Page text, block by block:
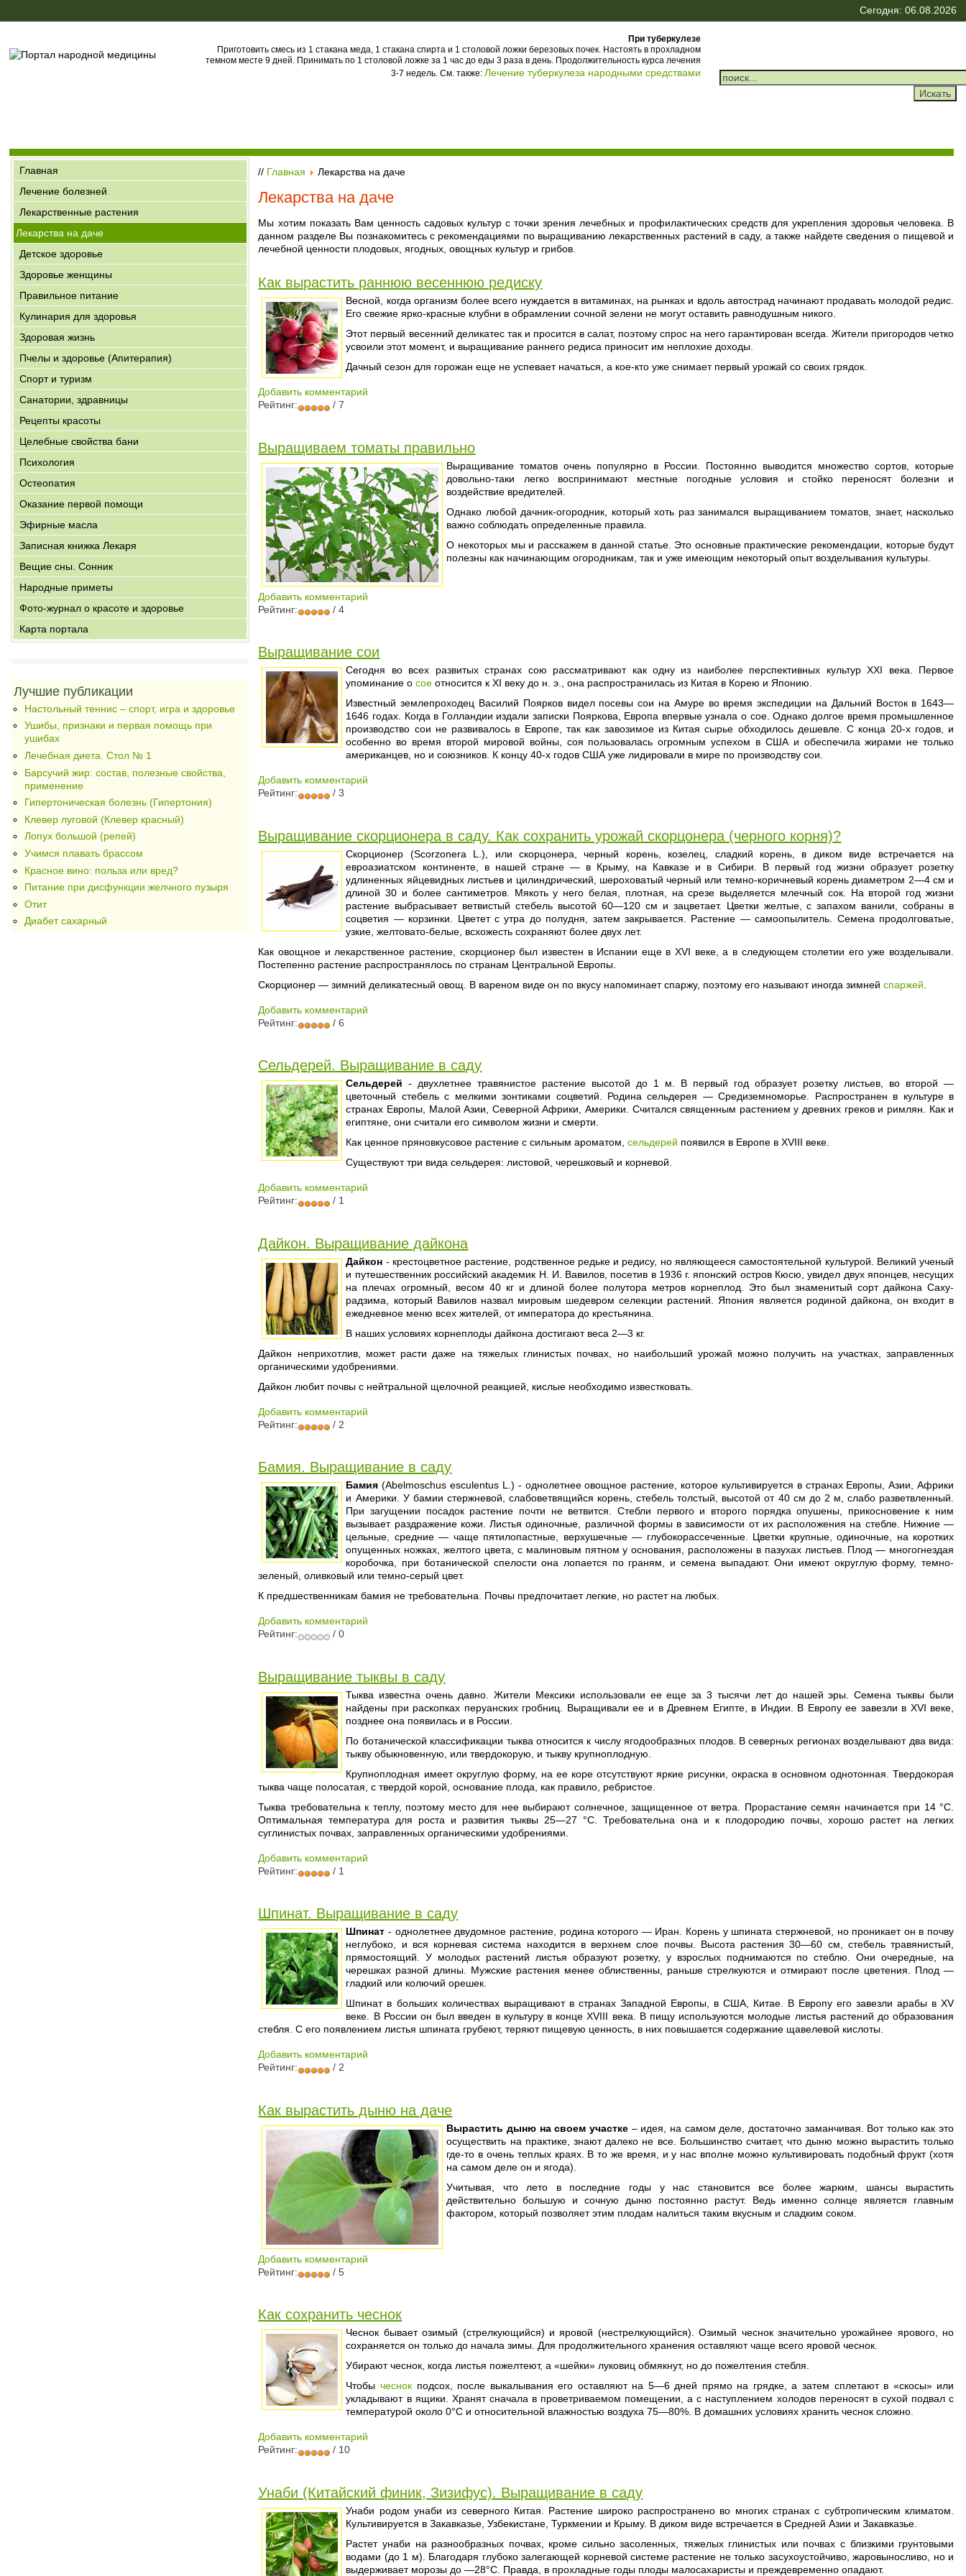
Сегодня: 06.08.2026
При туберкулезе
Приготовить смесь из 1 стакана меда, 1 стакана спирта и 1 столовой ложки березовых почек. Настоять в прохладном
темном месте 9 дней. Принимать по 1 столовой ложке за 1 час до еды 3 раза в день. Продолжительность курса лечения
3-7 недель. См. также: Лечение туберкулеза народными средствами
Главная
Лечение болезней
Лекарственные растения
Лекарства на даче
Детское здоровье
Здоровье женщины
Правильное питание
Кулинария для здоровья
Здоровая жизнь
Пчелы и здоровье (Апитерапия)
Спорт и туризм
Санатории, здравницы
Рецепты красоты
Целебные свойства бани
Психология
Остеопатия
Оказание первой помощи
Эфирные масла
Записная книжка Лекаря
Вещие сны. Сонник
Народные приметы
Фото-журнал о красоте и здоровье
Карта портала
Лучшие публикации
Настольный теннис – спорт, игра и здоровье
Ушибы, признаки и первая помощь при
ушибах
Лечебная диета. Стол № 1
Барсучий жир: состав, полезные свойства,
применение
Гипертоническая болезнь (Гипертония)
Клевер луговой (Клевер красный)
Лопух большой (репей)
Учимся плавать брассом
Красное вино: польза или вред?
Питание при дисфункции желчного пузыря
Отит
Диабет сахарный
// Главная Лекарства на даче
Лекарства на даче
Мы хотим показать Вам ценность садовых культур с точки зрения лечебных и профилактических средств для укрепления здоровья человека. В
данном разделе Вы познакомитесь с рекомендациями по выращиванию лекарственных растений в саду, а также найдете сведения о пищевой и
лечебной ценности плодовых, ягодных, овощных культур и грибов.
Как вырастить раннюю весеннюю редиску
Весной, когда организм более всего нуждается в витаминах, на рынках и вдоль автострад начинают продавать молодой редис.
Его свежие ярко-красные клубни в обрамлении сочной зелени не могут оставить равнодушным никого.
Этот первый весенний деликатес так и просится в салат, поэтому спрос на него гарантирован всегда. Жители пригородов четко
усвоили этот момент, и выращивание раннего редиса приносит им неплохие доходы.
Дачный сезон для горожан еще не успевает начаться, а кое-кто уже снимает первый урожай со своих грядок.
Добавить комментарий
Рейтинг:
/ 7
Выращиваем томаты правильно
Выращивание томатов очень популярно в России. Постоянно выводится множество сортов, которые
довольно-таки легко воспринимают местные погодные условия и стойко переносят болезни и
воздействие вредителей.
Однако любой дачник-огородник, который хоть раз занимался выращиванием томатов, знает, насколько
важно соблюдать определенные правила.
О некоторых мы и расскажем в данной статье. Это основные практические рекомендации, которые будут
полезны как начинающим огородникам, так и уже имеющим некоторый опыт возделывания культуры.
Добавить комментарий
Рейтинг:
/ 4
Выращивание сои
Сегодня во всех развитых странах сою рассматривают как одну из наиболее перспективных культур XXI века. Первое
упоминание осое относится к XI веку до н. э., она распространилась из Китая в Корею и Японию.
Известный землепроходец Василий Поярков видел посевы сои на Амуре во время экспедиции на Дальний Восток в 1643—
1646 годах. Когда в Голландии издали записки Пояркова, Европа впервые узнала о сое. Однако долгое время промышленное
производство сои не развивалось в Европе, так как завозимое из Китая сырье обходилось дешевле. С конца 20-х годов, и
особенно во время второй мировой войны, соя пользовалась огромным успехом в США и обеспечила жирами не только
американцев, но и союзников. К концу 40-х годов США уже лидировали в мире по производству сои.
Добавить комментарий
Рейтинг:
/ 3
Выращивание скорционера в саду. Как сохранить урожай скорцонера (черного корня)?
Скорционер (Scorzonera L.), или cкорцонера, черный корень, козелец, сладкий корень, в диком виде встречается на
евроазиатском континенте, в нашей стране — в Крыму, на Кавказе и в Сибири. В первый год жизни образует розетку
удлиненных яйцевидных листьев и цилиндрический, шероховатый черный или темно-коричневый корень диаметром 2—4 см и
длиной 30 и более сантиметров. Мякоть у него белая, плотная, на срезе выделяется млечный сок. На второй год жизни
растение выбрасывает ветвистый стебель высотой 60—120 см и зацветает. Цветки желтые, с запахом ванили, собраны в
соцветия — корзинки. Цветет с утра до полудня, затем закрывается. Растение — самоопылитель. Семена продолговатые,
узкие, желтовато-белые, всхожесть сохраняют более двух лет.
Как овощное и лекарственное растение, скорционер был известен в Испании еще в XVI веке, а в следующем столетии его уже возделывали.
Постепенно растение распространялось по странам Центральной Европы.
Скорционер — зимний деликатесный овощ. В вареном виде он по вкусу напоминает спаржу, поэтому его называют иногда зимнейспаржей
Добавить комментарий
Рейтинг:
/ 6
Сельдерей. Выращивание в саду
Сельдерей - двухлетнее травянистое растение высотой до 1 м. В первый год образует розетку листьев, во второй —
цветочный стебель с мелкими зонтиками соцветий. Родина сельдерея — Средиземноморье. Распространен в культуре в
странах Европы, Малой Азии, Северной Африки, Америки. Считался священным растением у древних греков и римлян. Как и
египтяне, они считали его символом жизни и смерти.
Как ценное пряновкусовое растение с сильным ароматом,сельдерей появился в Европе в XVIII веке.
Существуют три вида сельдерея: листовой, черешковый и корневой.
Добавить комментарий
Рейтинг:
/ 1
Дайкон. Выращивание дайкона
Дайкон - крестоцветное растение, родственное редьке и редису, но являющееся самостоятельной культурой. Великий ученый
и путешественник российский академик Н. И. Вавилов, посетив в 1936 г. японский остров Кюсю, увидел двух японцев, несущих
на плечах огромный, весом 40 кг и длиной более полутора метров корнеплод. Это был знаменитый сорт дайкона Саху-
радзима, который Вавилов назвал мировым шедевром селекции растений. Япония является родиной дайкона, он входит в
ежедневное меню всех жителей, от императора до крестьянина.
В наших условиях корнеплоды дайкона достигают веса 2—3 кг.
Дайкон неприхотлив, может расти даже на тяжелых глинистых почвах, но наибольший урожай можно получить на участках, заправленных
органическими удобрениями.
Дайкон любит почвы с нейтральной щелочной реакцией, кислые необходимо известковать.
Добавить комментарий
Рейтинг:
/ 2
Бамия. Выращивание в саду
Бамия (Abelmoschus esculentus L.) - однолетнее овощное растение, которое культивируется в странах Европы, Азии, Африки
и Америки. У бамии стержневой, слабоветвящийся корень, стебель толстый, высотой от 40 см до 2 м, слабо разветвленный.
При загущении посадок растение почти не ветвится. Стебли первого и второго порядка опушены, прикосновение к ним
вызывает раздражение кожи. Листья одиночные, различной формы в зависимости от их расположения на стебле. Нижние —
цельные, средние — чаще пятилопастные, верхушечные — глубокорассеченные. Цветки крупные, одиночные, на коротких
опущенных ножках, желтого цвета, с малиновым пятном у основания, расположены в пазухах листьев. Плод — многогнездая
коробочка, при ботанической спелости она лопается по граням, и семена выпадают. Они имеют округлую форму, темно-
зеленый, оливковый или темно-серый цвет.
К предшественникам бамия не требовательна. Почвы предпочитает легкие, но растет на любых.
Добавить комментарий
Рейтинг:
/ 0
Выращивание тыквы в саду
Тыква известна очень давно. Жители Мексики использовали ее еще за 3 тысячи лет до нашей эры. Семена тыквы были
найдены при раскопках перуанских гробниц. Выращивали ее и в Древнем Египте, в Индии. В Европу ее завезли в XVI веке,
позднее она появилась и в России.
По ботанической классификации тыква относится к числу ягодообразных плодов. В северных регионах возделывают два вида:
тыкву обыкновенную, или твердокорую, и тыкву крупноплодную.
Крупноплодная имеет округлую форму, на ее коре отсутствуют яркие рисунки, окраска в основном однотонная. Твердокорая
тыква чаще полосатая, с твердой корой, основание плода, как правило, ребристое.
Тыква требовательна к теплу, поэтому место для нее выбирают солнечное, защищенное от ветра. Прорастание семян начинается при 14 °С.
Оптимальная температура для роста и развития тыквы 25—27 °С. Требовательна она и к плодородию почвы, хорошо растет на легких
суглинистых почвах, заправленных органическими удобрениями.
Добавить комментарий
Рейтинг:
/ 1
Шпинат. Выращивание в саду
Шпинат- однолетнее двудомное растение, родина которого — Иран. Корень у шпината стержневой, но проникает он в почву
неглубоко, и вся корневая система находится в верхнем слое почвы. Высота растения 30—60 см, стебель травянистый,
прямостоящий. У молодых растений листья образуют розетку, у взрослых поднимаются по стеблю. Они очередные, на
черешках разной длины. Мужские растения менее облиственны, раньше стрелкуются и отмирают после цветения. Плод —
гладкий или колючий орешек.
Шпинат в больших количествах выращивают в странах Западной Европы, в США, Китае. В Европу его завезли арабы в XV
веке. В России он был введен в культуру в конце XVIII века. В пищу используются молодые листья растений до образования
стебля. С его появлением листья шпината грубеют, теряют пищевую ценность, в них повышается содержание щавелевой кислоты.
Добавить комментарий
Рейтинг:
/ 2
Как вырастить дыню на даче
Вырастить дыню на своем участке – идея, на самом деле, достаточно заманчивая. Вот только как это
осуществить на практике, знают далеко не все. Большинство считает, что дыню можно вырастить только
где-то в очень теплых краях. В то же время, и у нас вполне можно культивировать подобный фрукт (хотя
на самом деле он и ягода).
Учитывая, что лето в последние годы у нас становится все более жарким, шансы вырастить
действительно большую и сочную дыню постоянно растут. Ведь именно солнце является главным
фактором, который позволяет этим плодам налиться таким вкусным и сладким соком.
Добавить комментарий
Рейтинг:
/ 5
Как сохранить чеснок
Чеснок бывает озимый (стрелкующийся) и яровой (нестрелкующийся). Озимый чеснок значительно урожайнее ярового, но
сохраняется он только до начала зимы. Для продолжительного хранения оставляют чаще всего яровой чеснок.
Убирают чеснок, когда листья пожелтеют, а «шейки» луковиц обмякнут, но до пожелтения стебля.
Чтобы чеснокподсох, после выкалывания его оставляют на 5—6 дней прямо на грядке, а затем сплетают в «скосы» или
укладывают в ящики. Хранят сначала в проветриваемом помещении, а с наступлением холодов переносят в сухой подвал с
температурой около 0°С и относительной влажностью воздуха 75—80%. В домашних условиях хранить чеснок сложно.
Добавить комментарий
Рейтинг:
/ 10
Унаби (Китайский финик, Зизифус). Выращивание в саду
Унаби родом унаби из северного Китая. Растение широко распространено во многих странах с субтропическим климатом.
Культивируется в Закавказье, Узбекистане, Туркмении и Крыму. В диком виде встречается в Средней Азии и Закавказье.
Растет унаби на разнообразных почвах, кроме сильно засоленных, тяжелых глинистых или почвах с близкими грунтовыми
водами (до 1 м). Благодаря глубоко залегающей корневой системе растение не только засухоустойчиво, жаровыносливо, но и
выдерживает морозы до —28°С. Правда, в прохладные годы плоды малосахаристы и преждевременно опадают.